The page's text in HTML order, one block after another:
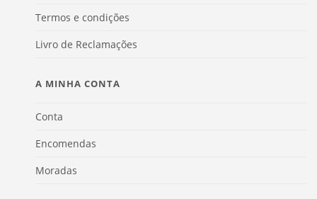
Termos e condições
Livro de Reclamações
A MINHA CONTA
Conta
Encomendas
Moradas